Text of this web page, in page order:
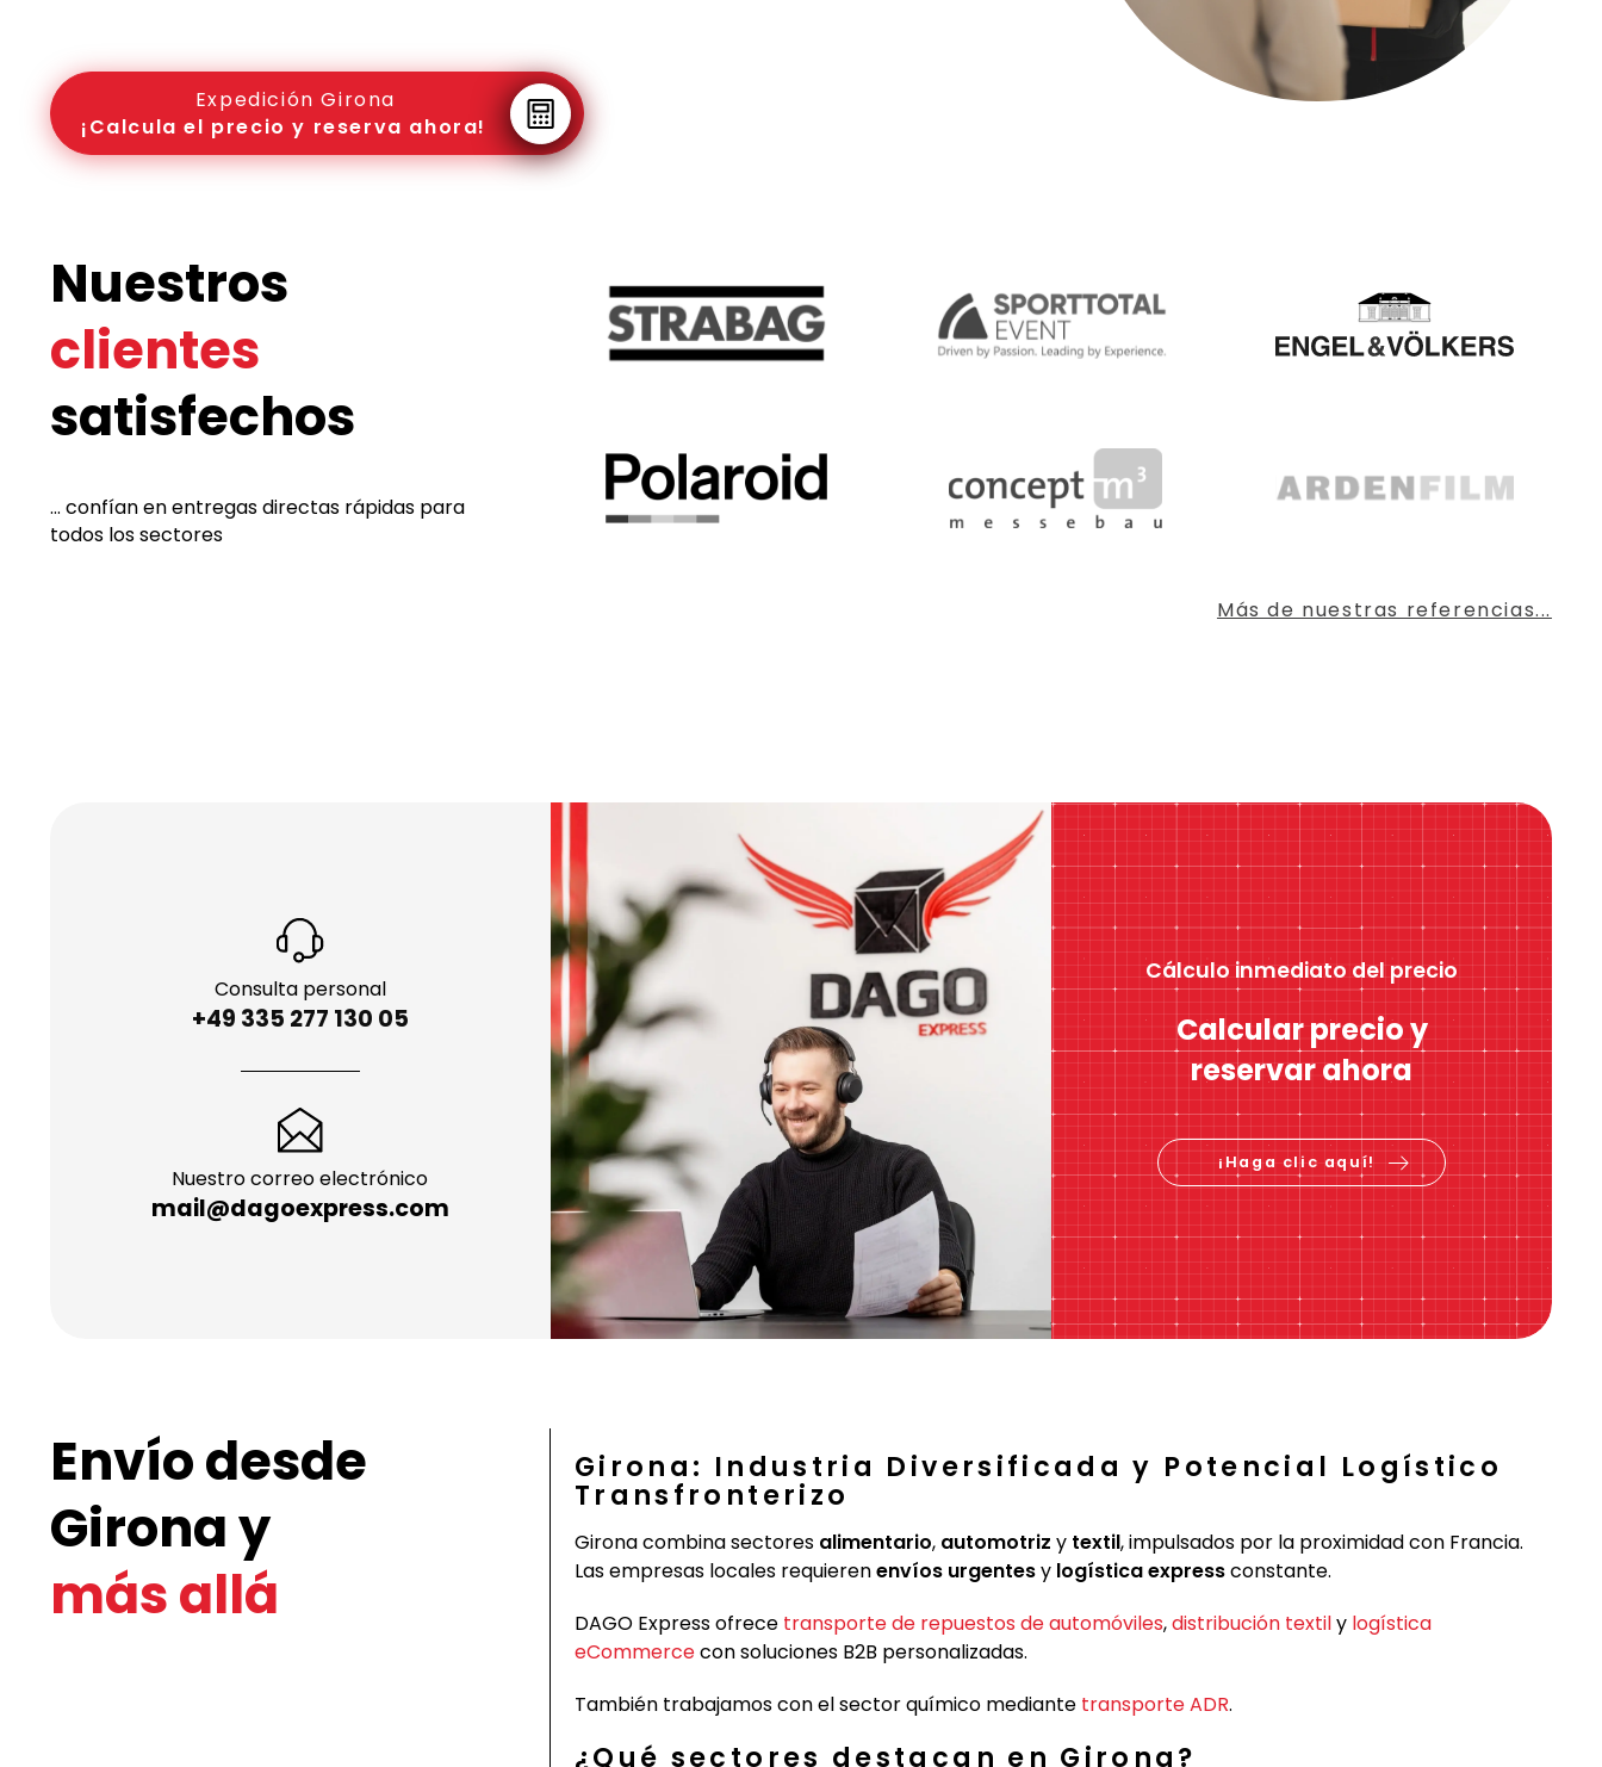
Expedición Girona
¡Calcula el precio y reserva ahora!
Nuestros
clientes
satisfechos
... confían en entregas directas rápidas para
todos los sectores
Más de nuestras referencias...
Consulta personal
+49 335 277 130 05
Nuestro correo electrónico
mail@dagoexpress.com
Cálculo inmediato del precio
Calcular precio y
reservar ahora
¡Haga clic aquí!
Envío desde
Girona y
más allá
Girona: Industria Diversificada y Potencial Logístico
Transfronterizo
Girona combina sectores alimentario, automotriz y textil, impulsados por la proximidad con Francia.
Las empresas locales requierenenvíos urgentesy logística expressconstante.
DAGO Express ofrece transporte de repuestos de automóviles,distribución textily logística
eCommercecon soluciones B2B personalizadas.
También trabajamos con el sector químico mediante transporte ADR.
¿Qué sectores destacan en Girona?